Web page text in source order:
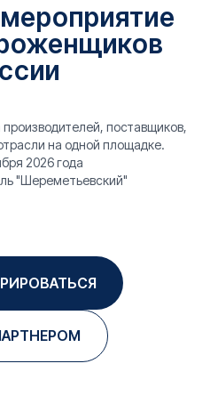
поставщиков,
на одной площадке.
2026 года
"Шереметьевский"